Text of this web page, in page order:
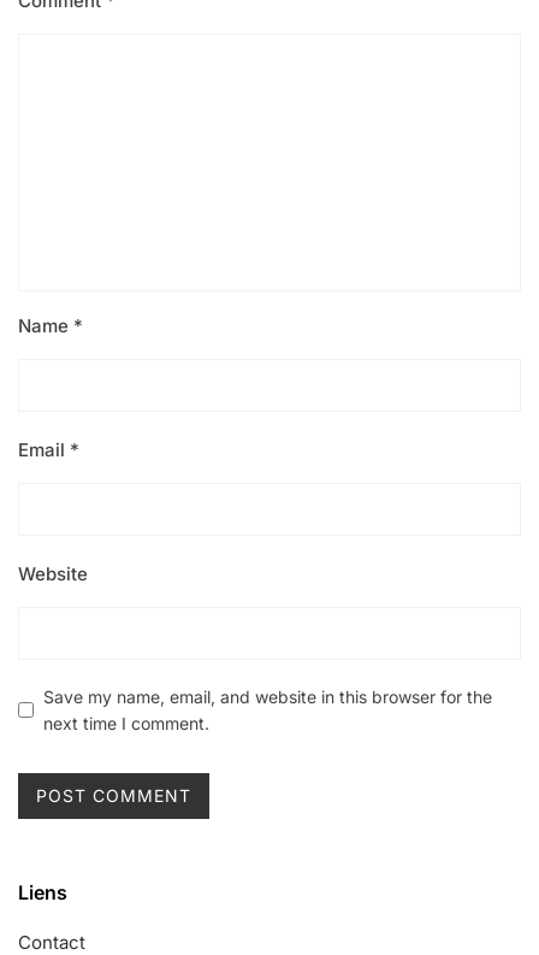
Name *
Email *
Website
Save my name, email, and website in this browser for the
next time I comment.
Liens
Contact